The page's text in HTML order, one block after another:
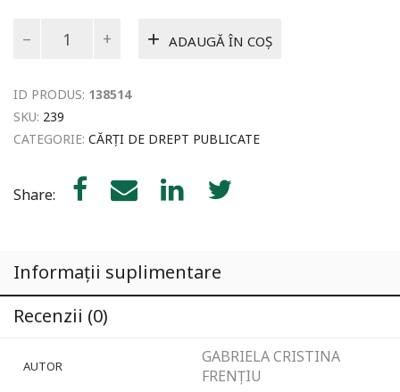
Codul
Despre
familie
•
adnotat
pentru
al
candidaților
la
admitere
ADAUGĂ ÎN COȘ
ID PRODUS: 138514
SKU: 239
CATEGORIE: CĂRȚI DE DREPT PUBLICATE
Share:
Informații suplimentare
Recenzii (0)
AUTOR
GABRIELA CRISTINA
FRENȚIU